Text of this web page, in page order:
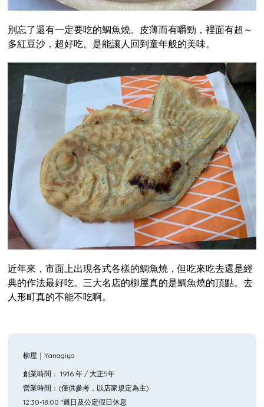
別忘了還有一定要吃的鯛魚燒。皮薄而有嚼勁，裡面有超～
多紅豆沙，超好吃。是能讓人回到童年般的美味。
近年來，市面上出現各式各樣的鯛魚燒，但吃來吃去還是經
典的作法最好吃。三大名店的柳屋真的是鯛魚燒的頂點。去
人形町真的不能不吃啊。
柳屋｜Yanagiya
創業時間： 1916 年 / 大正5年
營業時間：(僅供參考，以店家規定為主)
12:30-18:00 *週日及公定假日休息